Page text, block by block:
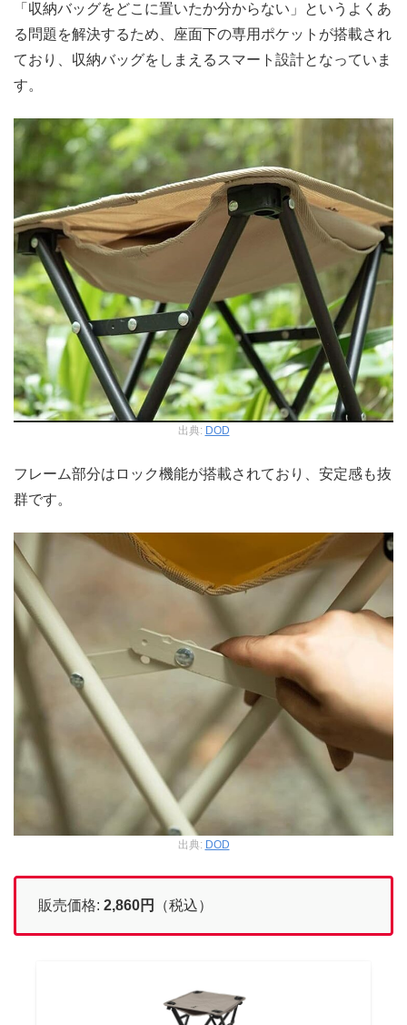
「収納バッグをどこに置いたか分からない」というよくあ
る問題を解決するため、座面下の専用ポケットが搭載され
ており、収納バッグをしまえるスマート設計となっていま
す。
出典: DOD
フレーム部分はロック機能が搭載されており、安定感も抜
群です。
出典: DOD
販売価格: 2,860円 （税込）